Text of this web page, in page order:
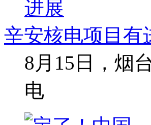
辛安核电项目有
8月15日，烟
电